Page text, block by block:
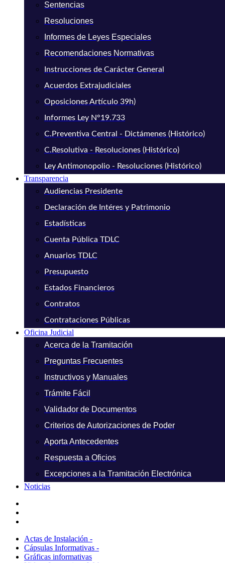
Sentencias
Resoluciones
Informes de Leyes Especiales
Recomendaciones Normativas
Instrucciones de Carácter General
Acuerdos Extrajudiciales
Oposiciones Artículo 39h)
Informes Ley N°19.733
C.Preventiva Central - Dictámenes (Histórico)
C.Resolutiva - Resoluciones (Histórico)
Ley Antimonopolio - Resoluciones (Histórico)
Transparencia
Audiencias Presidente
Declaración de Intéres y Patrimonio
Estadísticas
Cuenta Pública TDLC
Anuarios TDLC
Presupuesto
Estados Financieros
Contratos
Contrataciones Públicas
Oficina Judicial
Acerca de la Tramitación
Preguntas Frecuentes
Instructivos y Manuales
Trámite Fácil
Validador de Documentos
Criterios de Autorizaciones de Poder
Aporta Antecedentes
Respuesta a Oficios
Excepciones a la Tramitación Electrónica
Noticias
Actas de Instalación -
Cápsulas Informativas -
Gráficas informativas